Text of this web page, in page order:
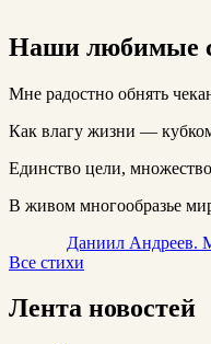
Наши любимые
Мне радостно обнять
Как влагу жизни —
Единство цели,
В живом многообразье
Даниил Андреев.
Все стихи
Лента новостей